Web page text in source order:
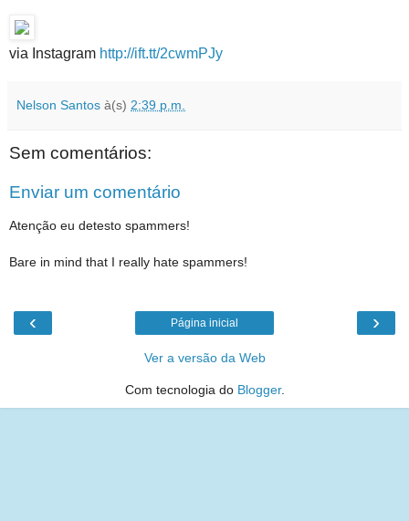
via Instagram http://ift.tt/2cwmPJy
Nelson Santos à(s) 2:39 p.m.
Sem comentários:
Enviar um comentário
Atenção eu detesto spammers!
Bare in mind that I really hate spammers!
‹ ›
Página inicial
Ver a versão da Web
Com tecnologia do Blogger.